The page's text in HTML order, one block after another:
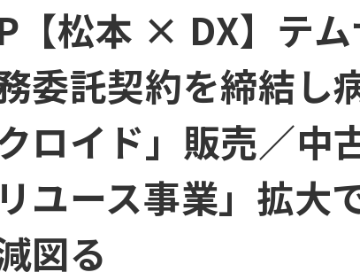
【松本 × DX】テ
委託契約を締結し
ロイド」販売／中
ユース事業」拡大
図る